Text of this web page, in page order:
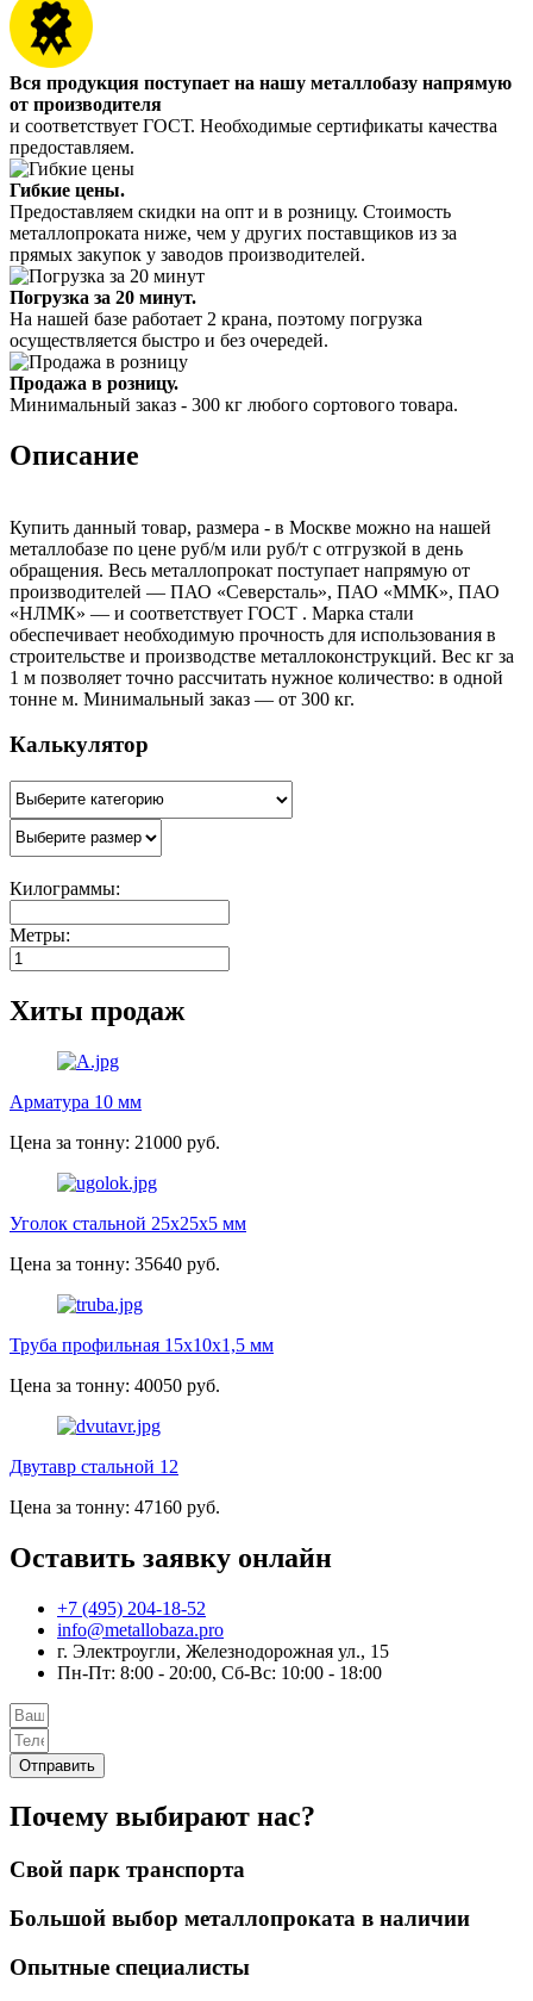
Вся продукция поступает на нашу металлобазу напрямую
от производителя
и соответствует ГОСТ. Необходимые сертификаты качества
предоставляем.
Гибкие цены.
Предоставляем скидки на опт и в розницу. Стоимость
металлопроката ниже, чем у других поставщиков из за
прямых закупок у заводов производителей.
Погрузка за 20 минут.
На нашей базе работает 2 крана, поэтому погрузка
осуществляется быстро и без очередей.
Продажа в розницу.
Минимальный заказ - 300 кг любого сортового товара.
Описание
Купить данный товар, размера - в Москве можно на нашей
металлобазе по цене руб/м или руб/т с отгрузкой в день
обращения. Весь металлопрокат поступает напрямую от
производителей — ПАО «Северсталь», ПАО «ММК», ПАО
«НЛМК» — и соответствует ГОСТ . Марка стали
обеспечивает необходимую прочность для использования в
строительстве и производстве металлоконструкций. Вес кг за
1 м позволяет точно рассчитать нужное количество: в одной
тонне м. Минимальный заказ — от 300 кг.
Калькулятор
Килограммы:
Метры:
Хиты продаж
Арматура 10 мм
Цена за тонну: 21000 руб.
Уголок стальной 25х25х5 мм
Цена за тонну: 35640 руб.
Труба профильная 15х10х1,5 мм
Цена за тонну: 40050 руб.
Двутавр стальной 12
Цена за тонну: 47160 руб.
Оставить заявку онлайн
+7 (495) 204-18-52
info@metallobaza.pro
г. Электроугли, Железнодорожная ул., 15
Пн-Пт: 8:00 - 20:00, Сб-Вс: 10:00 - 18:00
Отправить
Почему выбирают нас?
Свой парк транспорта
Большой выбор металлопроката в наличии
Опытные специалисты